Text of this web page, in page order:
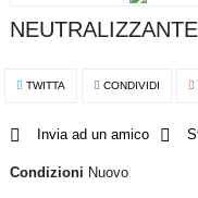
TWITTA CONDIVIDI
Invia ad un amico
Condizioni Nuovo